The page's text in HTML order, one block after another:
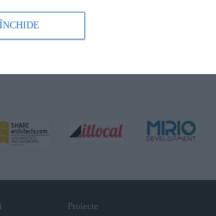
Proiecte
ÎNCHIDE